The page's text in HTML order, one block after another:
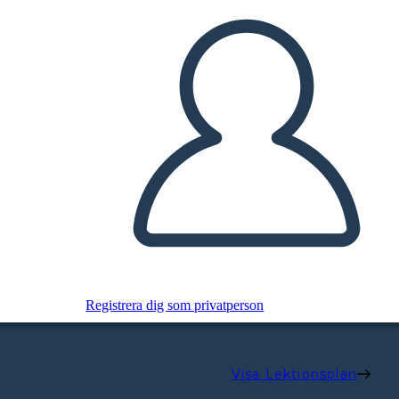
Registrera dig som privatperson
Visa Lektionsplan